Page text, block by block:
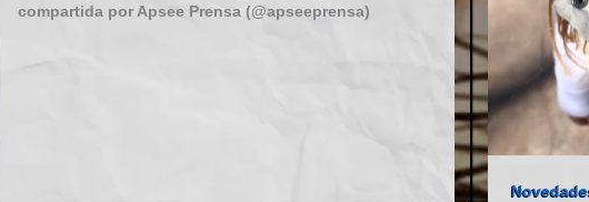
compartida por Apsee Prensa (@apseeprensa)